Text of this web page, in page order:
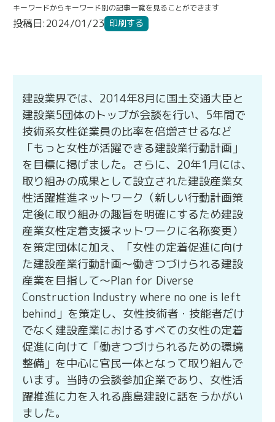
キーワードからキーワード別の記事一覧を見ることができます
投稿日:2024/01/23 印刷する
建設業界では、2014年8月に国土交通大臣と
建設業5団体のトップが会談を行い、5年間で
技術系女性従業員の比率を倍増させるなど
「もっと女性が活躍できる建設業行動計画」
を目標に掲げました。さらに、20年1月には、
取り組みの成果として設立された建設産業女
性活躍推進ネットワーク（新しい行動計画策
定後に取り組みの趣旨を明確にするため建設
産業女性定着支援ネットワークに名称変更）
を策定団体に加え、「女性の定着促進に向け
た建設産業行動計画～働きつづけられる建設
産業を目指して～Plan for Diverse
Construction Industry where no one is left
behind」を策定し、女性技術者・技能者だけ
でなく建設産業におけるすべての女性の定着
促進に向けて「働きつづけられるための環境
整備」を中心に官民一体となって取り組んで
います。当時の会談参加企業であり、女性活
躍推進に力を入れる鹿島建設に話をうかがい
ました。